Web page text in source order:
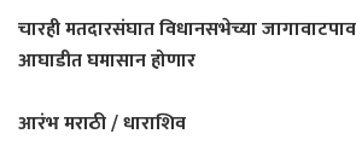
चारही मतदारसंघात विधानसभेच्या
आघाडीत घमासान होणार
आरंभ मराठी / धाराशिव